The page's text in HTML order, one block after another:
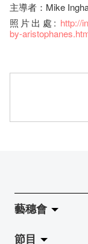
主導者：Mike
照片出處: http://
by-
藝穗會
關於藝穗會
節目